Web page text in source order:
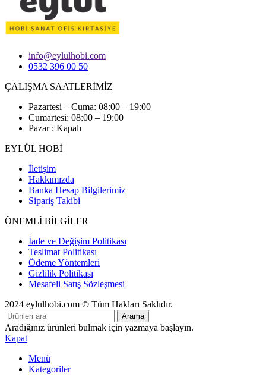
info@eylulhobi.com
0532 396 00 50
ÇALIŞMA SAATLERİMİZ
Pazartesi – Cuma: 08:00 – 19:00
Cumartesi: 08:00 – 19:00
Pazar : Kapalı
EYLÜL HOBİ
İletişim
Hakkımızda
Banka Hesap Bilgilerimiz
Sipariş Takibi
ÖNEMLİ BİLGİLER
İade ve Değişim Politikası
Teslimat Politikası
Ödeme Yöntemleri
Gizlilik Politikası
Mesafeli Satış Sözleşmesi
2024 eylulhobi.com © Tüm Hakları Saklıdır.
Arama
Aradığınız ürünleri bulmak için yazmaya başlayın.
Kapat
Menü
Kategoriler